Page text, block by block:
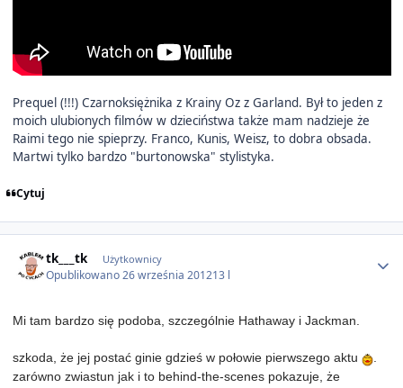
Prequel (!!!) Czarnoksiężnika z Krainy Oz z Garland. Był to jeden z
moich ulubionych filmów w dzieciństwa także mam nadzieje że
Raimi tego nie spieprzy. Franco, Kunis, Weisz, to dobra obsada.
Martwi tylko bardzo "burtonowska" stylistyka.
Cytuj
tk___tk Użytkownicy
Opublikowano26 września 201213 l
Mi tam bardzo się podoba, szczególnie Hathaway i Jackman.
szkoda, że jej postać ginie gdzieś w połowie pierwszego aktu
.
zarówno zwiastun jak i to behind-the-scenes pokazuje, że